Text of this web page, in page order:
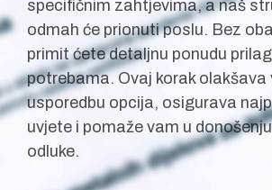
specifičnim zahtjevima, a naš
odmah će prionuti poslu. Bez
primit ćete detaljnu ponudu
potrebama. Ovaj korak olakšava
usporedbu opcija, osigurava
uvjete i pomaže vam u
odluke.